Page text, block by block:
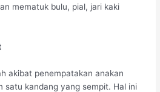
mematuk bulu, pial, jari kaki
akibat penempatakan anakan
satu kandang yang sempit. Hal ini